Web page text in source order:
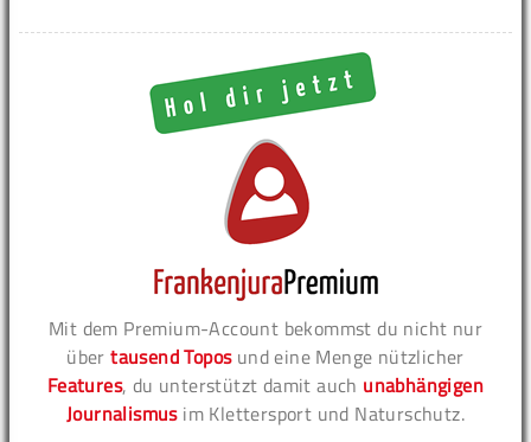
Mit dem Premium-Account bekommst du nicht nur
übertausend Toposund eine Menge nützlicher
Features, du unterstützt damit auch unabhängigen
Journalismusim Klettersport und Naturschutz.